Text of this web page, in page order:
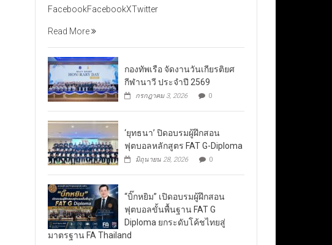
FacebookFacebookXTwitter
Read More
กองทัพเรือ จัดงานวันเกียรติยศ
กีฬานาวี ประจำปี 2569
กรกฎาคม 3, 2026 0
‘ยุทธนา’ ปิดอบรมผู้ฝึกสอน
ฟุตบอลหลักสูตร FAT G-Diploma
มิถุนายน 28, 2026 0
“บิ๊กหยิม” เปิดอบรมผู้ฝึกสอน
ฟุตบอลขั้นพื้นฐาน FAT G
Diploma ยกระดับโค้ชไทยสู่
มาตรฐาน FA Thailand